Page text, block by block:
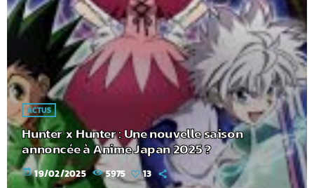
ACTUS
Hunter x Hunter : Une nouvelle saison
annoncée à Anime Japan 2025 ?
today 19/02/2025 5975 13